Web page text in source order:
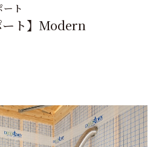
ート
ート】Modern